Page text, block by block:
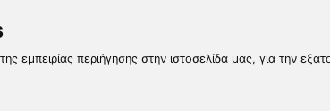
εμπειρίας περιήγησης στην ιστοσελίδα μας, για την